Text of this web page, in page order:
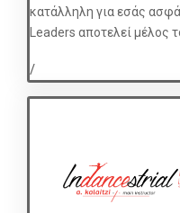
κατάλληλη για εσάς
Leaders αποτελεί μέλος